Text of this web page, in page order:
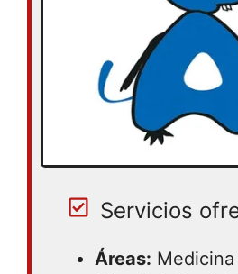
Servicios
Áreas: Medicina